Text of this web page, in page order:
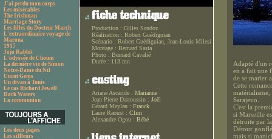
J'ai perdu mon corps
Les misérables
The Irishman
Marriage Story
Les filles du Docteur March
L'extraordinaire voyage de
Marona
1917
Jojo Rabbit
L'odyssée de Choum
La dernière vie de Simon
Notre-Dame du Nil
Uncut Gems
Un divan à Tunis
Le cas Richard Jewell
Dark Waters
La communion
Les deux papes
Les siffleurs
Production : Gilles Sandoz
Réalisation : Robert Guédiguian
Scénario : Robert Guédiguian, Jean-Louis Milesi
Montage : Bernard Sasia
Photo : Bernard Cavalié
Durée : 113 mn
Ariane Ascaride : Marianne
Jean Pierre Darroussin : Joël
Gérard Meylan : Franck
Laure Raoust : Clim
Alexandre Ogou : Bébé
Adapté d'un
en a fait une
de se marier
Cette
Sarajevo.
C'est la
si Marseille
détruite par
Détour
mais si